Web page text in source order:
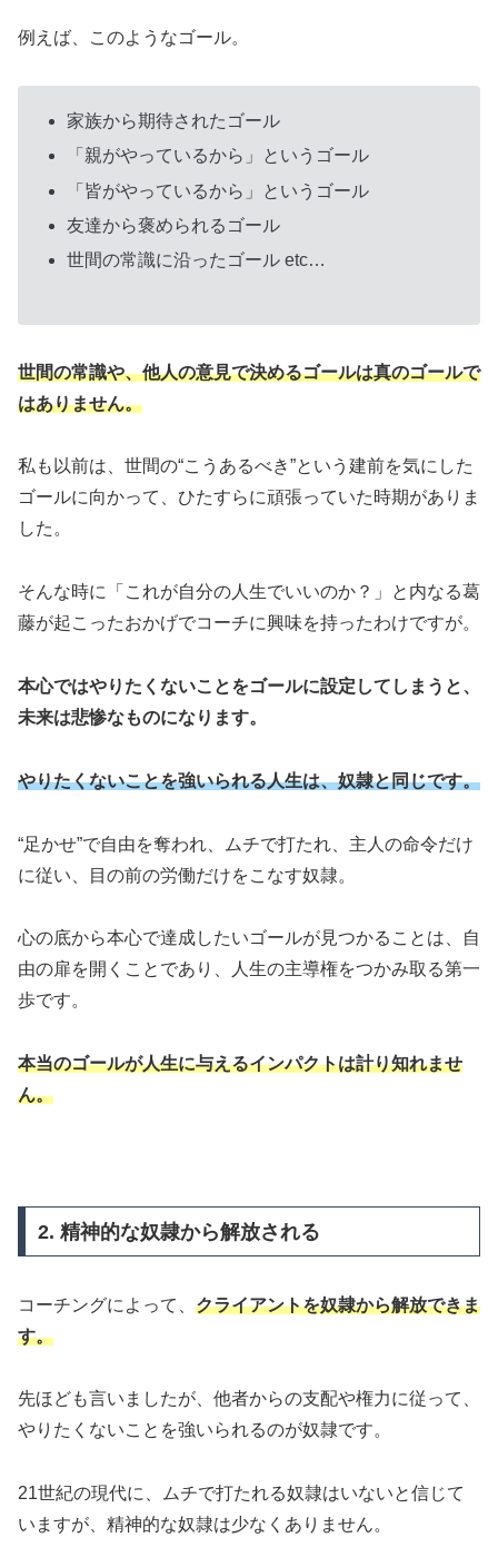
例えば、このようなゴール。
家族から期待されたゴール
「親がやっているから」というゴール
「皆がやっているから」というゴール
友達から褒められるゴール
世間の常識に沿ったゴール etc…
世間の常識や、他人の意見で決めるゴールは真のゴールで
はありません。
私も以前は、世間の“こうあるべき”という建前を気にした
ゴールに向かって、ひたすらに頑張っていた時期がありま
した。
そんな時に「これが自分の人生でいいのか？」と内なる葛
藤が起こったおかげでコーチに興味を持ったわけですが。
本心ではやりたくないことをゴールに設定してしまうと、
未来は悲惨なものになります。
やりたくないことを強いられる人生は、奴隷と同じです。
“足かせ”で自由を奪われ、ムチで打たれ、主人の命令だけ
に従い、目の前の労働だけをこなす奴隷。
心の底から本心で達成したいゴールが見つかることは、自
由の扉を開くことであり、人生の主導権をつかみ取る第一
歩です。
本当のゴールが人生に与えるインパクトは計り知れませ
ん。
2. 精神的な奴隷から解放される
コーチングによって、 クライアントを奴隷から解放できま
す。
先ほども言いましたが、他者からの支配や権力に従って、
やりたくないことを強いられるのが奴隷です。
21世紀の現代に、ムチで打たれる奴隷はいないと信じて
いますが、精神的な奴隷は少なくありません。